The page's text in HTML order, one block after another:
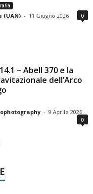
(UAN) - 11 Giugno 2026 0
– Abell 370 e la
dell’Arco
- 9 Aprile 2026
0